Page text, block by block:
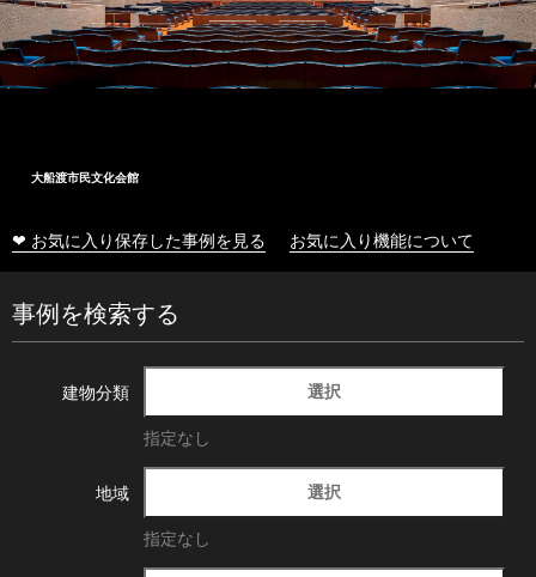
大船渡市民文化会館
❤ お気に入り保存した事例を見る お気に入り機能について
事例を検索する
建物分類 選択
指定なし
地域 選択
指定なし